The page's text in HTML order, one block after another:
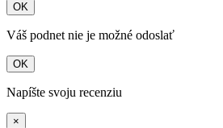
OK
Váš podnet nie je možné odoslať
OK
Napíšte svoju recenziu
×